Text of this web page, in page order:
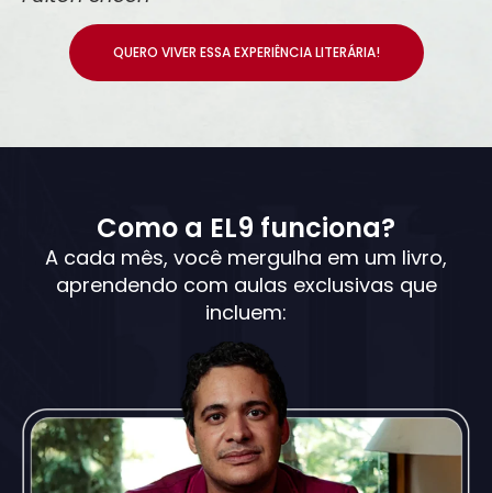
QUERO VIVER ESSA EXPERIÊNCIA LITERÁRIA!
Como a EL9 funciona?
A cada mês, você mergulha em um livro,
aprendendo com aulas exclusivas que
incluem: